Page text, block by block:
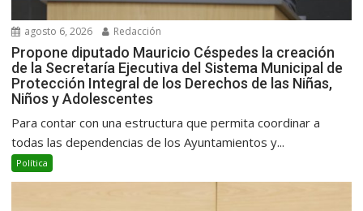
agosto 6, 2026 Redacción
Propone diputado Mauricio Céspedes la creación
de la Secretaría Ejecutiva del Sistema Municipal de
Protección Integral de los Derechos de las Niñas,
Niños y Adolescentes
Para contar con una estructura que permita coordinar a
todas las dependencias de los Ayuntamientos y...
Política